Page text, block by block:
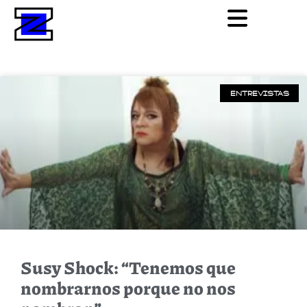
ENTREVISTAS
Susy Shock: “Tenemos que
nombrarnos porque no nos